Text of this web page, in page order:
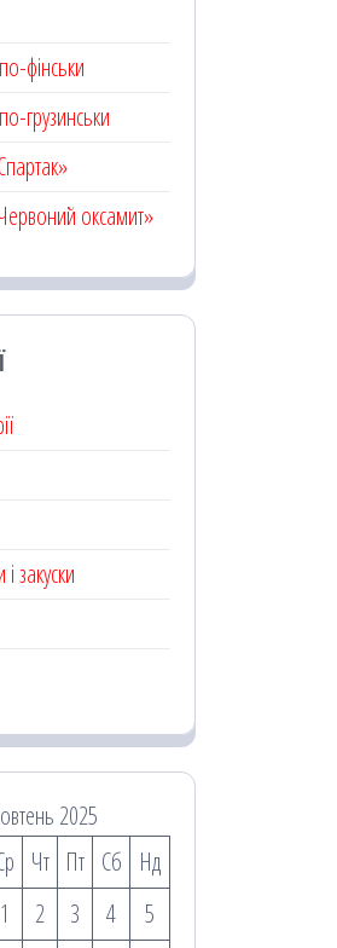
фінськи
грузинськи
оксамит»
і закуски
2025
Чт Пт Сб
Нд
1
2 3 4
5